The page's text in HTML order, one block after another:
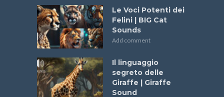
Le Voci Potenti dei
Felini | BIG Cat
Sounds
Add comment
Il linguaggio
segreto delle
Giraffe | Giraffe
Sound